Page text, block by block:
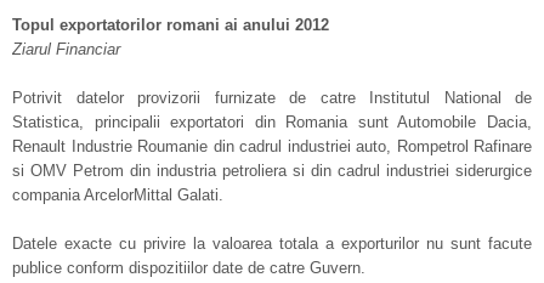
Topul exportatorilor romani ai anului 2012
Ziarul Financiar
Potrivit datelor provizorii furnizate de catre Institutul National de
Statistica, principalii exportatori din Romania sunt Automobile Dacia,
Renault Industrie Roumanie din cadrul industriei auto, Rompetrol Rafinare
si OMV Petrom din industria petroliera si din cadrul industriei siderurgice
compania ArcelorMittal Galati.
Datele exacte cu privire la valoarea totala a exporturilor nu sunt facute
publice conform dispozitiilor date de catre Guvern.